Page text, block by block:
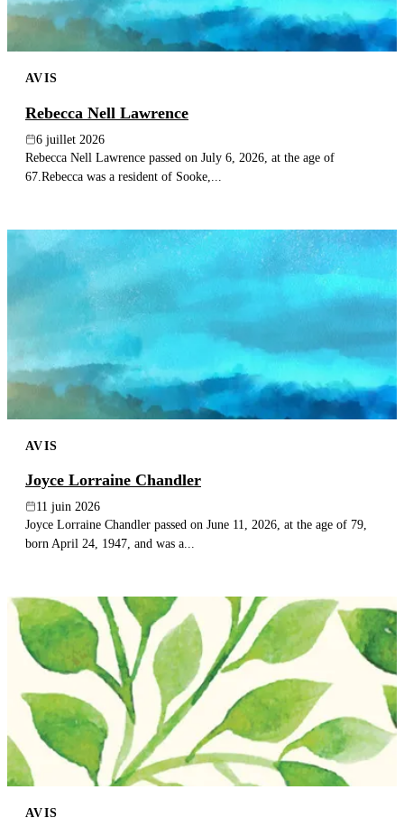
AVIS
Rebecca Nell Lawrence
6 juillet 2026
Rebecca Nell Lawrence passed on July 6, 2026, at the age of
67.Rebecca was a resident of Sooke,...
AVIS
Joyce Lorraine Chandler
11 juin 2026
Joyce Lorraine Chandler passed on June 11, 2026, at the age of 79,
born April 24, 1947, and was a...
AVIS